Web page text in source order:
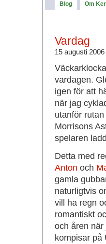
Blog Om
Vardag
15 augusti 2006
vardagen.
igen för att
när jag
utanför
Morrisons
spelaren
Detta med
Anton och
gamla
naturligtvis
vill ha regn
romantiskt
och åren
kompisar på